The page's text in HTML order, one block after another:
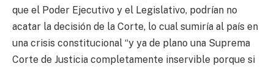
que el Poder Ejecutivo y el Legislativo, podrían no
acatar la decisión de la Corte, lo cual sumiría al país en
una crisis constitucional “y ya de plano una Suprema
Corte de Justicia completamente inservible porque si